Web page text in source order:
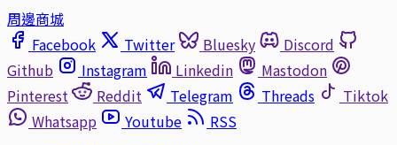
周邊商城
Facebook
Twitter Bluesky
Discord
Github
Instagram Linkedin
Mastodon
Pinterest
Reddit Telegram Threads
Tiktok
Whatsapp
Youtube
RSS